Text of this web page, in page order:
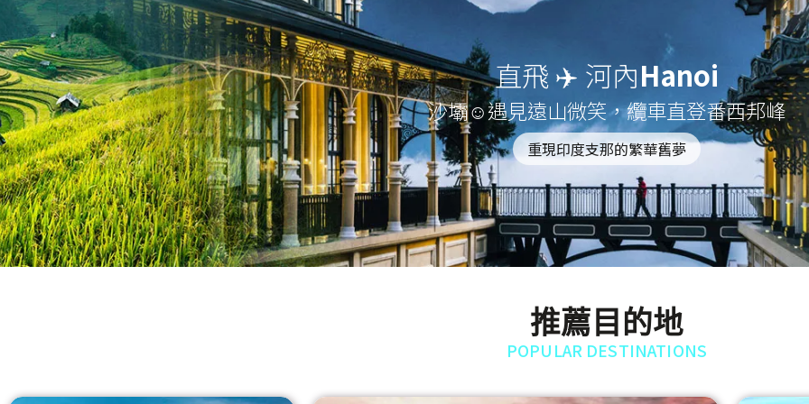
直飛 ✈️ 河內Hanoi
沙壩☺遇見遠山微笑，纜車直登番西邦峰
重現印度支那的繁華舊夢
推薦目的地
POPULAR DESTINATIONS